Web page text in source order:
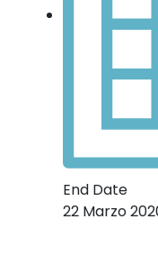
End Date
22 Marzo